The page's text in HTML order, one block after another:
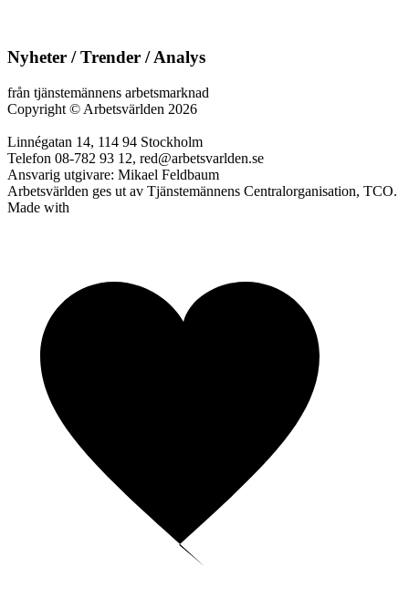
Nyheter / Trender / Analys
från tjänstemännens arbetsmarknad
Copyright © Arbetsvärlden 2026
Linnégatan 14, 114 94 Stockholm
Telefon 08-782 93 12, red@arbetsvarlden.se
Ansvarig utgivare: Mikael Feldbaum
Arbetsvärlden ges ut av Tjänstemännens Centralorganisation, TCO.
Made with